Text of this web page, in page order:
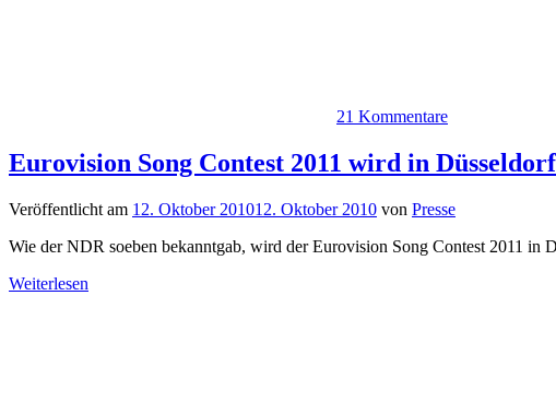
21 Kommentare
Eurovision Song Contest 2011 wird in
Veröffentlicht am 12. Oktober 201012. Oktober 2010 von Presse
Wie der NDR soeben bekanntgab, wird der Eurovision Song Contest 2011 in
Weiterlesen